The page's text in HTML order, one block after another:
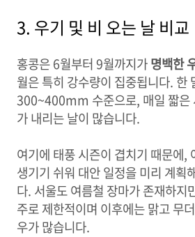
3. 우기 및 비 오는 날 비교
홍콩은 6월부터 9월까지가명백한
월은 특히 강수량이 집중됩니다. 한
300~400mm 수준으로, 매일 짧은
가 내리는 날이 많습니다.
여기에 태풍 시즌이 겹치기 때문에,
생기기 쉬워 대안 일정을 미리 계획
다. 서울도 여름철 장마가 존재하지
주로 제한적이며 이후에는 맑고 무
우가 많습니다.